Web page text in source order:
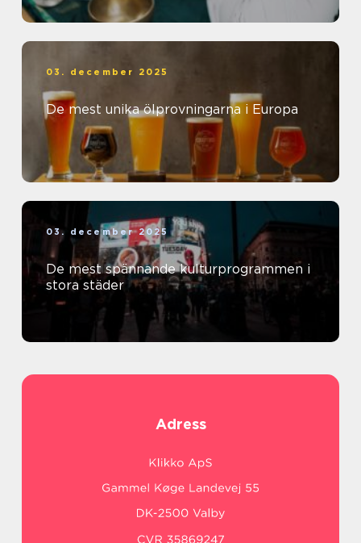
03. december 2025
De mest unika ölprovningarna i Europa
03. december 2025
De mest spännande kulturprogrammen i
stora städer
Adress